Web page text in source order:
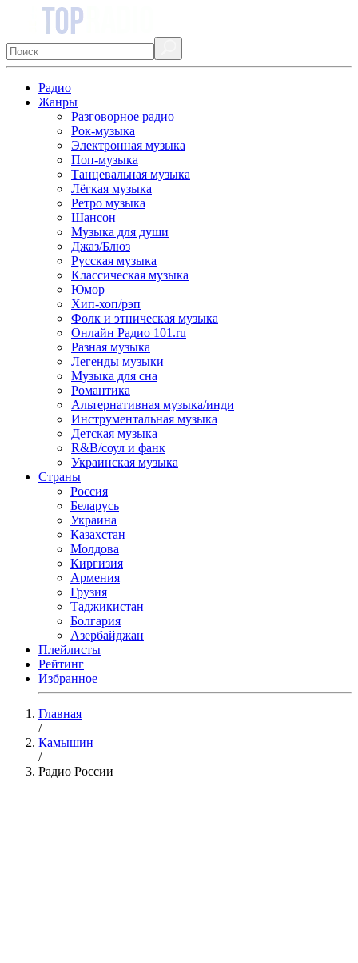
Радио
Жанры
Разговорное радио
Рок-музыка
Электронная музыка
Поп-музыка
Танцевальная музыка
Лёгкая музыка
Ретро музыка
Шансон
Музыка для души
Джаз/Блюз
Русская музыка
Классическая музыка
Юмор
Хип-хоп/рэп
Фолк и этническая музыка
Онлайн Радио 101.ru
Разная музыка
Легенды музыки
Музыка для сна
Романтика
Альтернативная музыка/инди
Инструментальная музыка
Детская музыка
R&B/cоул и фанк
Украинская музыка
Страны
Россия
Беларусь
Украина
Казахстан
Молдова
Киргизия
Армения
Грузия
Таджикистан
Болгария
Азербайджан
Плейлисты
Рейтинг
Избранное
Главная
/
Камышин
/
Радио России